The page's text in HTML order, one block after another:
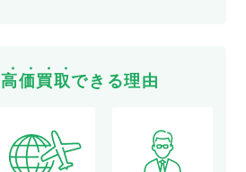
高価買取できる理由